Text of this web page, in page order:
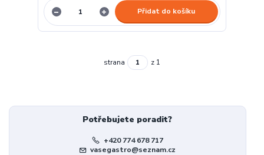
Přidat do košíku
strana z 1
Potřebujete poradit?
+420 774 678 717
vasegastro@seznam.cz